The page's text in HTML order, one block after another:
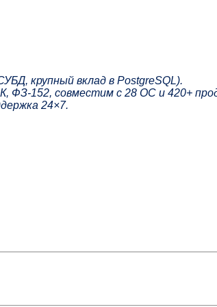
крупный вклад в PostgreSQL).
ФЗ‑152, совместим с 28 ОС и 420+
24×7.